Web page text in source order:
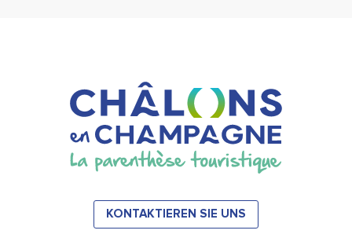
KONTAKTIEREN SIE UNS